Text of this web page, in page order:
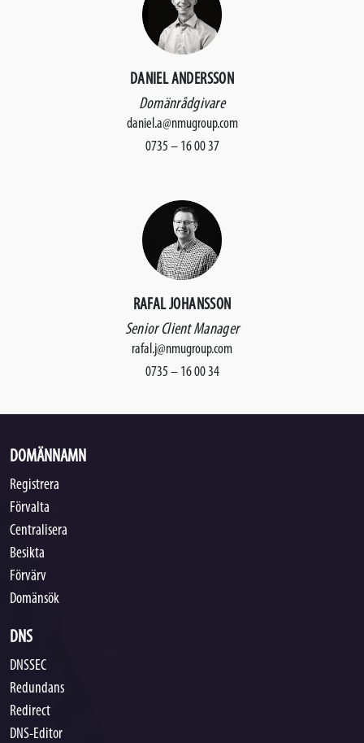
DANIEL ANDERSSON
Domänrådgivare
daniel.a@nmugroup.com
0735 – 16 00 37
RAFAL JOHANSSON
Senior Client Manager
rafal.j@nmugroup.com
0735 – 16 00 34
DOMÄNNAMN
Registrera
Förvalta
Centralisera
Besikta
Förvärv
Domänsök
DNS
DNSSEC
Redundans
Redirect
DNS-Editor